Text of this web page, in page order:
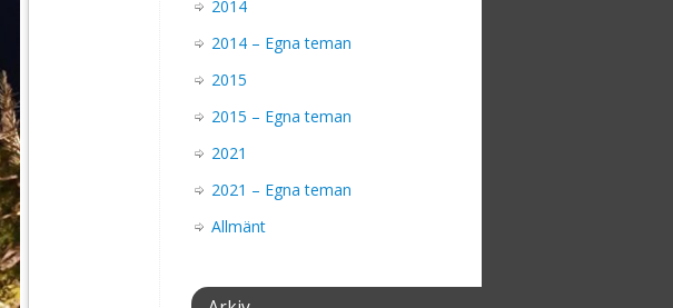
2014
2014 – Egna teman
2015
2015 – Egna teman
2021
2021 – Egna teman
Allmänt